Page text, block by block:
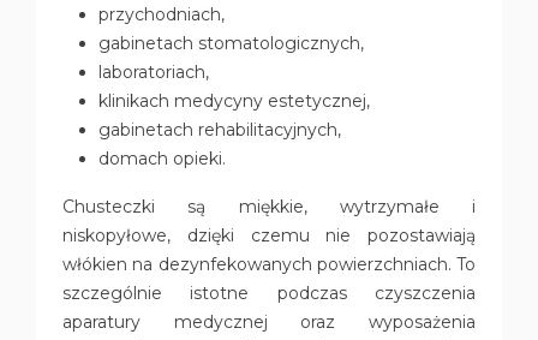
przychodniach,
gabinetach stomatologicznych,
laboratoriach,
klinikach medycyny estetycznej,
gabinetach rehabilitacyjnych,
domach opieki.
Chusteczki są miękkie, wytrzymałe i
niskopyłowe, dzięki czemu nie pozostawiają
włókien na dezynfekowanych powierzchniach. To
szczególnie istotne podczas czyszczenia
aparatury medycznej oraz wyposażenia